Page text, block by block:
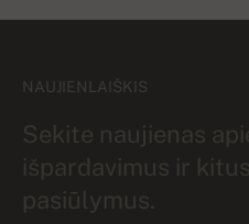
NAUJIENLAIŠKIS
Sekite naujienas
išpardavimus ir
pasiūlymus.